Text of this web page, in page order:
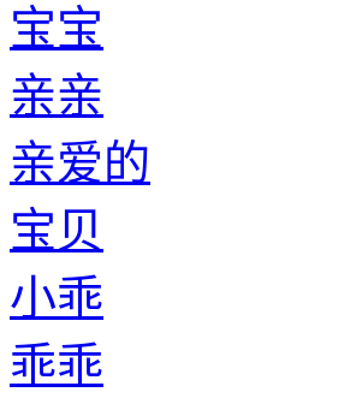
宝宝
亲亲
亲爱的
宝贝
小乖
乖乖